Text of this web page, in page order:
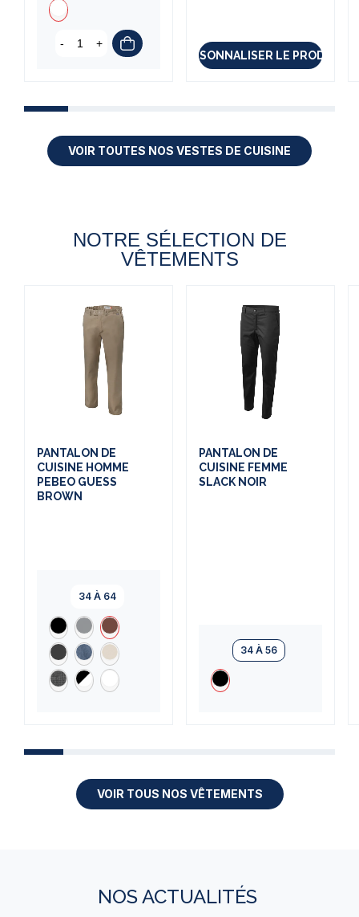
- +
PERSONNALISER LE PRODUIT
VOIR TOUTES NOS VESTES DE CUISINE
NOTRE SÉLECTION DE
VÊTEMENTS
PANTALON DE
CUISINE HOMME
PEBEO GUESS
BROWN
34 À 64
PANTALON DE
CUISINE FEMME
SLACK NOIR
34 À 56
VOIR TOUS NOS VÊTEMENTS
NOS ACTUALITÉS